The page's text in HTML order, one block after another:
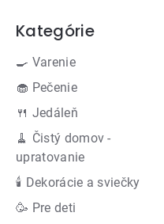
Kategórie
🍳 Varenie
🧁 Pečenie
🍴 Jedáleň
🧹 Čistý domov -
upratovanie
🕯 Dekorácie a sviečky
🥳 Pre deti